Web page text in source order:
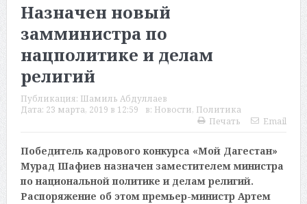
Назначен новый
замминистра по
нацполитике и делам
религий
Публикация: Шамиль Абдуллаев
Дата: 23 марта, 2019 в 12:59 в: Новости, Политика
Печать
Email
Победитель кадрового конкурса «Мой Дагестан»
Мурад Шафиев назначен заместителем министра
по национальной политике и делам религий.
Распоряжение об этом премьер-министр Артем